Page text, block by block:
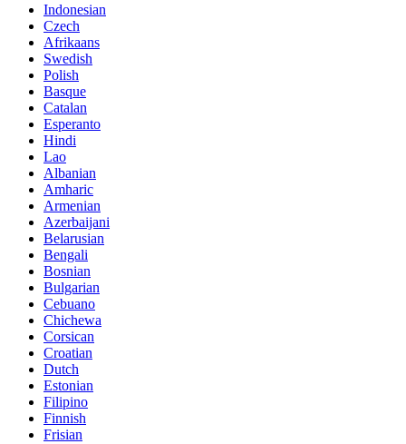
Indonesian
Czech
Afrikaans
Swedish
Polish
Basque
Catalan
Esperanto
Hindi
Lao
Albanian
Amharic
Armenian
Azerbaijani
Belarusian
Bengali
Bosnian
Bulgarian
Cebuano
Chichewa
Corsican
Croatian
Dutch
Estonian
Filipino
Finnish
Frisian